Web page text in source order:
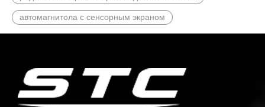
автомагнитола с сенсорным экраном